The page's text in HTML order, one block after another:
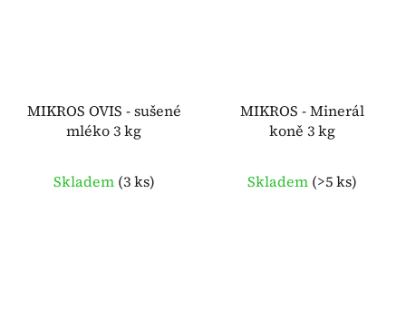
MIKROS OVIS - sušené
mléko 3 kg
Skladem (3 ks)
MIKROS - Minerál
koně 3 kg
Skladem (>5 ks)